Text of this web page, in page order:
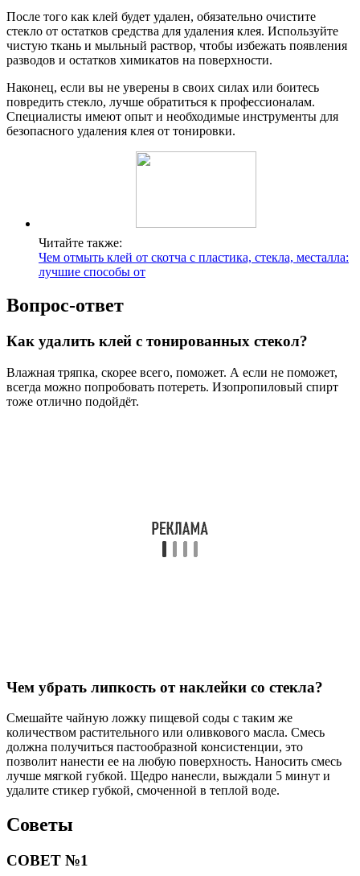
После того как клей будет удален, обязательно очистите
стекло от остатков средства для удаления клея. Используйте
чистую ткань и мыльный раствор, чтобы избежать появления
разводов и остатков химикатов на поверхности.
Наконец, если вы не уверены в своих силах или боитесь
повредить стекло, лучше обратиться к профессионалам.
Специалисты имеют опыт и необходимые инструменты для
безопасного удаления клея от тонировки.
Читайте также:
Чем отмыть клей от скотча с пластика, стекла, месталла:
лучшие способы от
Вопрос-ответ
Как удалить клей с тонированных стекол?
Влажная тряпка, скорее всего, поможет. А если не поможет,
всегда можно попробовать потереть. Изопропиловый спирт
тоже отлично подойдёт.
Чем убрать липкость от наклейки со стекла?
Смешайте чайную ложку пищевой соды с таким же
количеством растительного или оливкового масла. Смесь
должна получиться пастообразной консистенции, это
позволит нанести ее на любую поверхность. Наносить смесь
лучше мягкой губкой. Щедро нанесли, выждали 5 минут и
удалите стикер губкой, смоченной в теплой воде.
Советы
СОВЕТ №1